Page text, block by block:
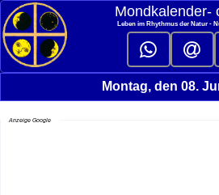
Mondkalender‑
Leben im Rhythmus der Natur -
Montag, den 08.
Anzeige Google